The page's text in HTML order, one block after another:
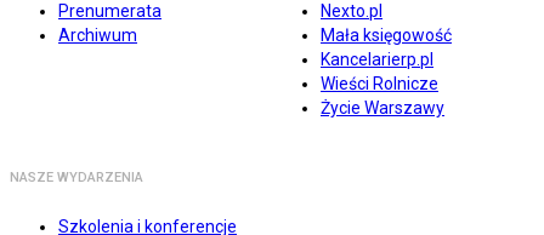
Prenumerata
Archiwum
Nexto.pl
Mała księgowość
Kancelarierp.pl
Wieści Rolnicze
Życie Warszawy
NASZE WYDARZENIA
Szkolenia i konferencje